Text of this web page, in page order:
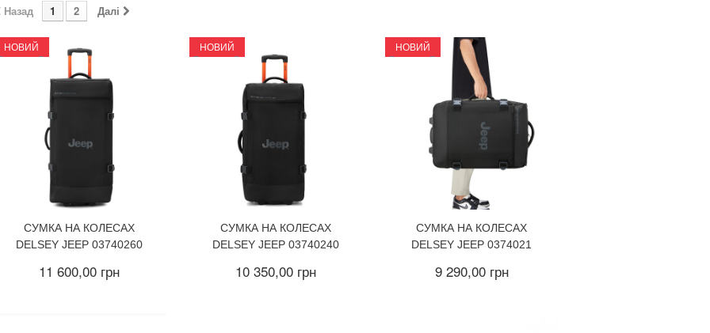
Назад 1 2 Далі
НОВИЙ
СУМКА НА КОЛЕСАХ
DELSEY JEEP 03740260
11 600,00 грн
НОВИЙ
СУМКА НА КОЛЕСАХ
DELSEY JEEP 03740240
10 350,00 грн
НОВИЙ
СУМКА НА КОЛЕСАХ
DELSEY JEEP 0374021
9 290,00 грн